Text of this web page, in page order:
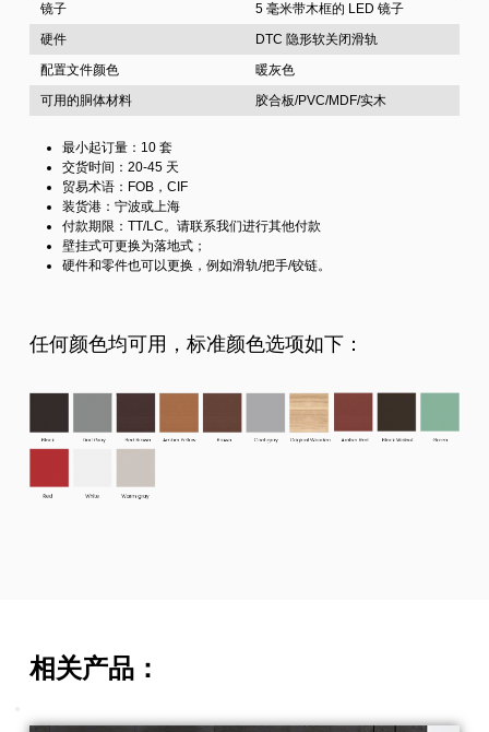
镜子
5 毫米带木框的 LED 镜子
硬件
DTC 隐形软关闭滑轨
配置文件颜色
暖灰色
可用的胴体材料
胶合板/PVC/MDF/实木
最小起订量：10 套
交货时间：20-45 天
贸易术语：FOB，CIF
装货港：宁波或上海
付款期限：TT/LC。请联系我们进行其他付款
壁挂式可更换为落地式；
硬件和零件也可以更换，例如滑轨/把手/铰链。
任何颜色均可用，标准颜色选项如下：
相关产品：